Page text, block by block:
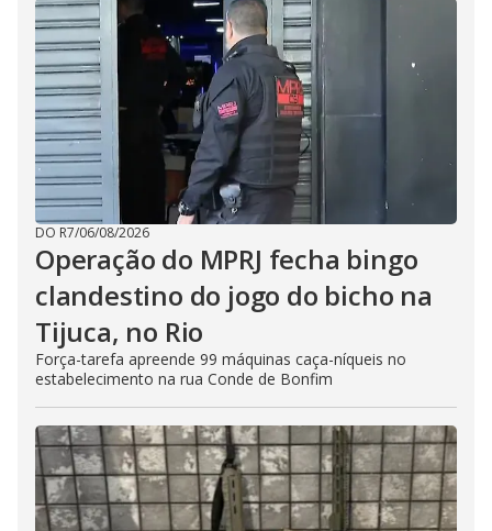
DO R7/06/08/2026
Operação do MPRJ fecha bingo
clandestino do jogo do bicho na
Tijuca, no Rio
Força-tarefa apreende 99 máquinas caça-níqueis no
estabelecimento na rua Conde de Bonfim